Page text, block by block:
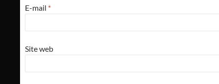
E-mail *
Site web